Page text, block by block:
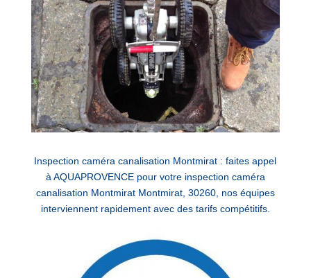
Inspection caméra canalisation Montmirat : faites appel
à AQUAPROVENCE pour votre inspection caméra
canalisation Montmirat Montmirat, 30260, nos équipes
interviennent rapidement avec des tarifs compétitifs.